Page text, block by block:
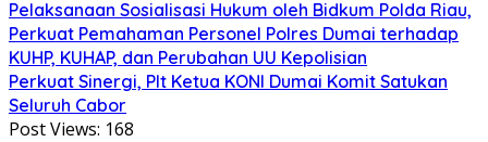
Pelaksanaan Sosialisasi Hukum oleh Bidkum Polda Riau,
Perkuat Pemahaman Personel Polres Dumai terhadap
KUHP, KUHAP, dan Perubahan UU Kepolisian
Perkuat Sinergi, Plt Ketua KONI Dumai Komit Satukan
Seluruh Cabor
Post Views: 168